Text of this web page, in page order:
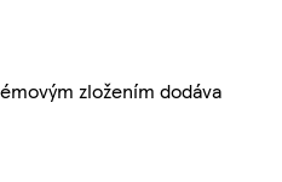
zložením dodáva